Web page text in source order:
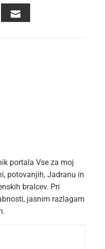
LINKEDIN
portala Vse za moj
potovanjih, Jadranu in
bralcev. Pri
jasnim razlagam